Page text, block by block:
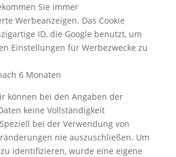
Sie immer
Werbeanzeigen. Das Cookie
ID, die Google benutzt, um
Einstellungen für Werbezwecke zu
6 Monaten
können bei den Angaben der
keine Vollständigkeit
bei der Verwendung von
nie auszuschließen. Um
identifizieren, wurde eine eigene